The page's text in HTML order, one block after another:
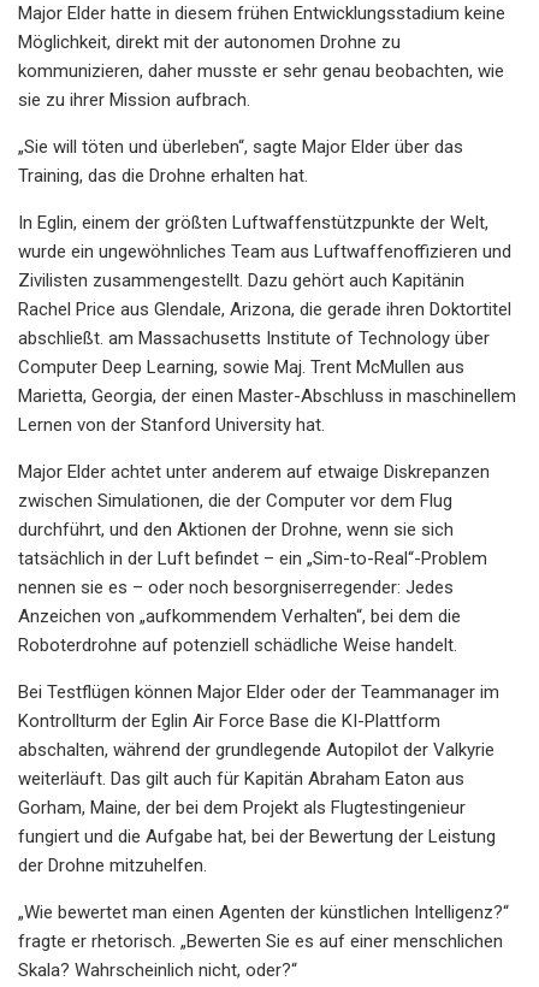
Major Elder hatte in diesem frühen Entwicklungsstadium keine
Möglichkeit, direkt mit der autonomen Drohne zu
kommunizieren, daher musste er sehr genau beobachten, wie
sie zu ihrer Mission aufbrach.
„Sie will töten und überleben“, sagte Major Elder über das
Training, das die Drohne erhalten hat.
In Eglin, einem der größten Luftwaffenstützpunkte der Welt,
wurde ein ungewöhnliches Team aus Luftwaffenoffizieren und
Zivilisten zusammengestellt. Dazu gehört auch Kapitänin
Rachel Price aus Glendale, Arizona, die gerade ihren Doktortitel
abschließt. am Massachusetts Institute of Technology über
Computer Deep Learning, sowie Maj. Trent McMullen aus
Marietta, Georgia, der einen Master-Abschluss in maschinellem
Lernen von der Stanford University hat.
Major Elder achtet unter anderem auf etwaige Diskrepanzen
zwischen Simulationen, die der Computer vor dem Flug
durchführt, und den Aktionen der Drohne, wenn sie sich
tatsächlich in der Luft befindet – ein „Sim-to-Real“-Problem
nennen sie es – oder noch besorgniserregender: Jedes
Anzeichen von „aufkommendem Verhalten“, bei dem die
Roboterdrohne auf potenziell schädliche Weise handelt.
Bei Testflügen können Major Elder oder der Teammanager im
Kontrollturm der Eglin Air Force Base die KI-Plattform
abschalten, während der grundlegende Autopilot der Valkyrie
weiterläuft. Das gilt auch für Kapitän Abraham Eaton aus
Gorham, Maine, der bei dem Projekt als Flugtestingenieur
fungiert und die Aufgabe hat, bei der Bewertung der Leistung
der Drohne mitzuhelfen.
„Wie bewertet man einen Agenten der künstlichen Intelligenz?“
fragte er rhetorisch. „Bewerten Sie es auf einer menschlichen
Skala? Wahrscheinlich nicht, oder?“